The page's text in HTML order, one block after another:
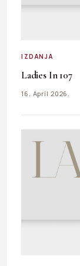
IZDANJA
Ladies In 107
16. April 2026.